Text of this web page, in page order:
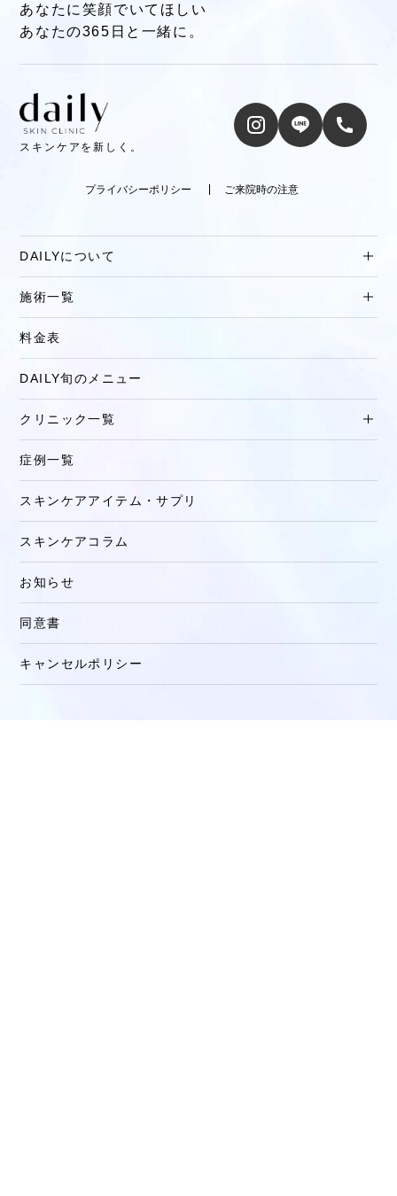
あなたに笑顔でいてほしい
あなたの365日と一緒に。
スキンケアを新しく。
プライバシーポリシー ご来院時の注意
DAILYについて
施術一覧
料金表
DAILY旬のメニュー
クリニック一覧
症例一覧
スキンケアアイテム・サプリ
スキンケアコラム
お知らせ
同意書
キャンセルポリシー